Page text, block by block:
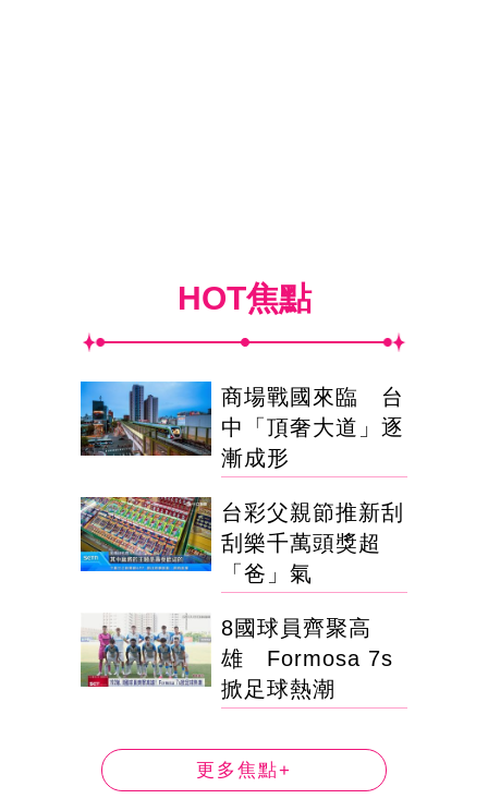
HOT焦點
商場戰國來臨 台
中「頂奢大道」逐
漸成形
台彩父親節推新刮
刮樂千萬頭獎超
「爸」氣
8國球員齊聚高
雄 Formosa 7s
掀足球熱潮
更多焦點+